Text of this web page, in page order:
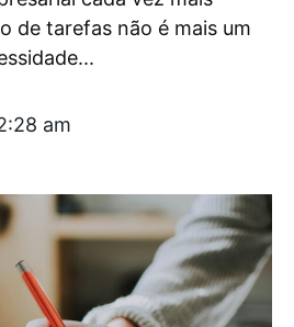
de tarefas não é mais um
am